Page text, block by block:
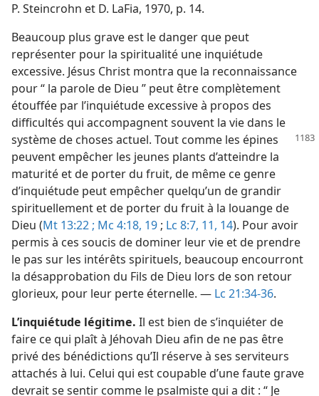
P. Steincrohn et D. LaFia, 1970, p. 14.
Beaucoup plus grave est le danger que peut
représenter pour la spiritualité une inquiétude
excessive. Jésus Christ montra que la reconnaissance
pour “ la parole de Dieu ” peut être complètement
étouffée par l’inquiétude excessive à propos des
difficultés qui accompagnent souvent la vie dans le
système de choses actuel. Tout comme les épines
peuvent empêcher les jeunes plants d’atteindre la
maturité et de porter du fruit, de même ce genre
d’inquiétude peut empêcher quelqu’un de grandir
spirituellement et de porter du fruit à la louange de
Dieu (Mt 13:22 ; Mc 4:18, 19 ; Lc 8:7, 11, 14). Pour avoir
permis à ces soucis de dominer leur vie et de prendre
le pas sur les intérêts spirituels, beaucoup encourront
la désapprobation du Fils de Dieu lors de son retour
glorieux, pour leur perte éternelle. — Lc 21:34-36.
L’inquiétude légitime. Il est bien de s’inquiéter de
faire ce qui plaît à Jéhovah Dieu afin de ne pas être
privé des bénédictions qu’Il réserve à ses serviteurs
attachés à lui. Celui qui est coupable d’une faute grave
devrait se sentir comme le psalmiste qui a dit : “ Je